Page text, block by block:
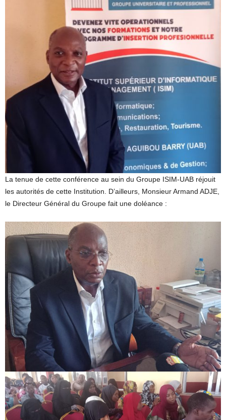
La tenue de cette conférence au sein du Groupe ISIM-UAB réjouit
les autorités de cette Institution. D’ailleurs, Monsieur Armand ADJE,
le Directeur Général du Groupe fait une doléance :